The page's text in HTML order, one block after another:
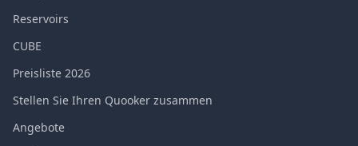
Reservoirs
CUBE
Preisliste 2026
Stellen Sie Ihren Quooker zusammen
Angebote